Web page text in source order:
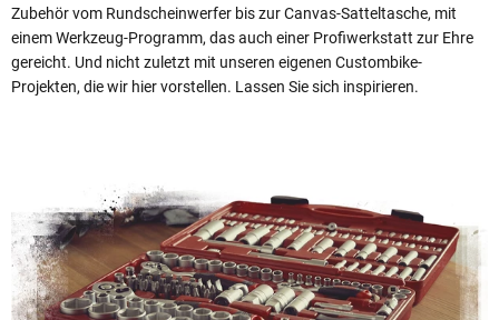
Zubehör vom Rundscheinwerfer bis zur Canvas-Satteltasche, mit
einem Werkzeug-Programm, das auch einer Profiwerkstatt zur Ehre
gereicht. Und nicht zuletzt mit unseren eigenen Custombike-
Projekten, die wir hier vorstellen. Lassen Sie sich inspirieren.